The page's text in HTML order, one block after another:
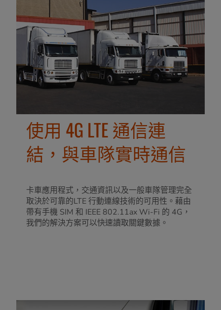
使用 4G LTE 通信連
結，與車隊實時通信
卡車應用程式，交通資訊以及一般車隊管理完全
取決於可靠的LTE 行動連線技術的可用性。藉由
帶有手機 SIM 和 IEEE 802.11ax Wi-Fi 的 4G，
我們的解決方案可以快速讀取關鍵數據。